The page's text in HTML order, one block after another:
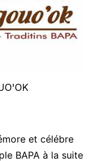
et célébre
BAPA à la suite